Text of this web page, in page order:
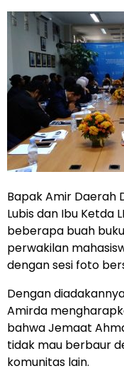
Bapak Amir Daerah
Lubis dan Ibu Ketda
beberapa buah
perwakilan
dengan sesi foto
Dengan
Amirda
bahwa Jemaat
tidak mau berbaur
komunitas lain.